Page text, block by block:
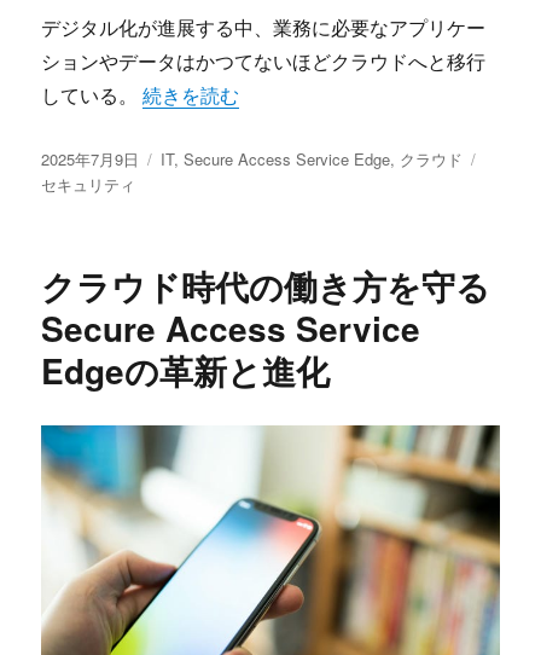
デジタル化が進展する中、業務に必要なアプリケー
ションやデータはかつてないほどクラウドへと移行
している。“クラウド時代の新常識Secure Access Service
続きを読む
投
稿
2025年7月9日
カ
IT,Secure Access Service Edge, クラウド
セキュリティ
クラウド時代の働き方を守る
Secure Access Service
Edgeの革新と進化